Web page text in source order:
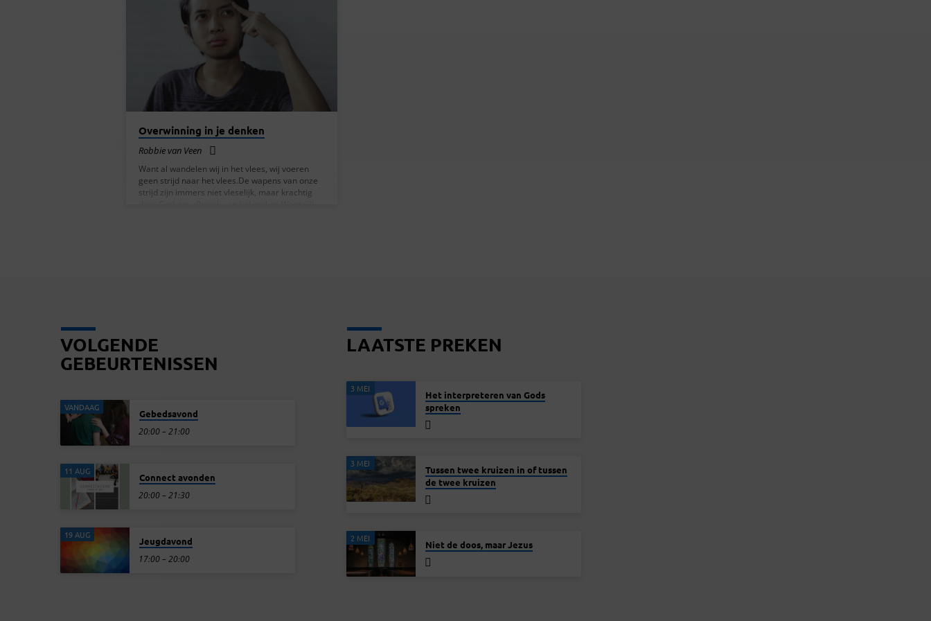
ROBBIE
VEENOverwinning in je denken
Robbie van Veen
Want al wandelen wij in het vlees, wij voeren
geen strijd naar het vlees.De wapens van onze
strijd zijn immers niet vleselijk, maar krachtig
VOLGENDE
GEBEURTENISSEN
VANDAAG
Gebedsavond
20:00 – 21:00
11 AUG
Connect avonden
20:00 – 21:30
19 AUG
Jeugdavond
17:00 – 20:00
LAATSTE PREKEN
3 MEI
Het interpreteren van Gods
spreken
3 MEI
Tussen twee kruizen in of tussen
de twee kruizen
2 MEI
Niet de doos, maar Jezus